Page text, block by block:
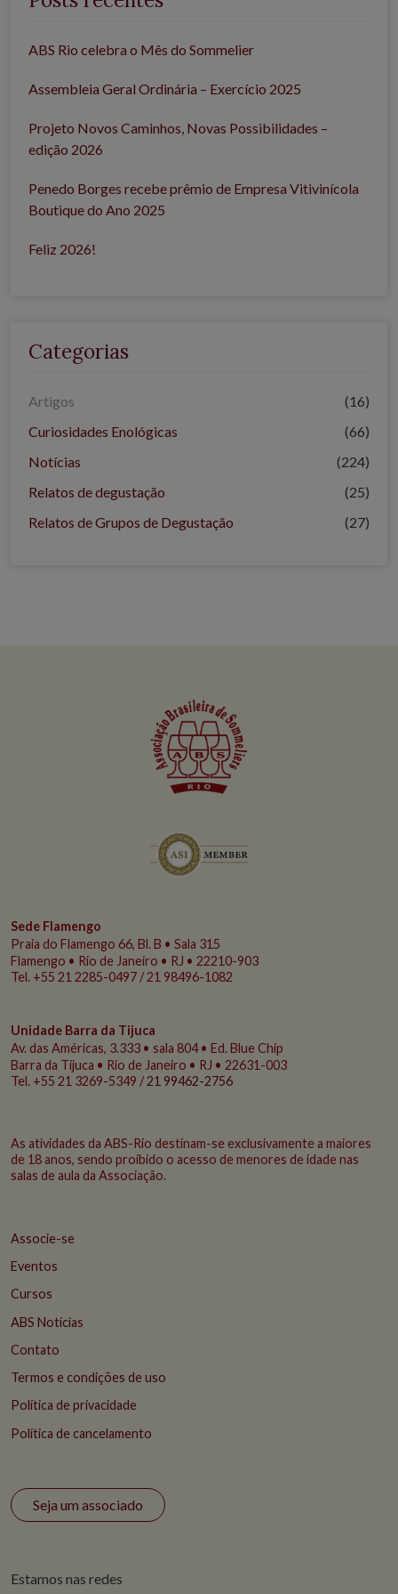
ABS Rio celebra o Mês do Sommelier
Assembleia Geral Ordinária – Exercício 2025
Projeto Novos Caminhos, Novas Possibilidades –
edição 2026
Penedo Borges recebe prêmio de Empresa Vitivinícola
Boutique do Ano 2025
Feliz 2026!
Categorias
Artigos
(16)
Curiosidades Enológicas
(66)
Notícias
(224)
Relatos de degustação
(25)
Relatos de Grupos de Degustação
(27)
Sede Flamengo
Praia do Flamengo 66, Bl. B • Sala 315
Flamengo • Rio de Janeiro • RJ • 22210-903
Tel. +55 21 2285-0497 / 21 98496-1082
Unidade Barra da Tijuca
Av. das Américas, 3.333 • sala 804 • Ed. Blue Chip
Barra da Tijuca • Rio de Janeiro • RJ • 22631-003
Tel. +55 21 3269-5349 /21 99462-2756
As atividades da ABS-Rio destinam-se exclusivamente a maiores
de 18 anos, sendo proibido o acesso de menores de idade nas
salas de aula da Associação.
Associe-se
Eventos
Cursos
ABS Notícias
Contato
Termos e condições de uso
Política de privacidade
Política de cancelamento
Seja um associado
Estamos nas redes